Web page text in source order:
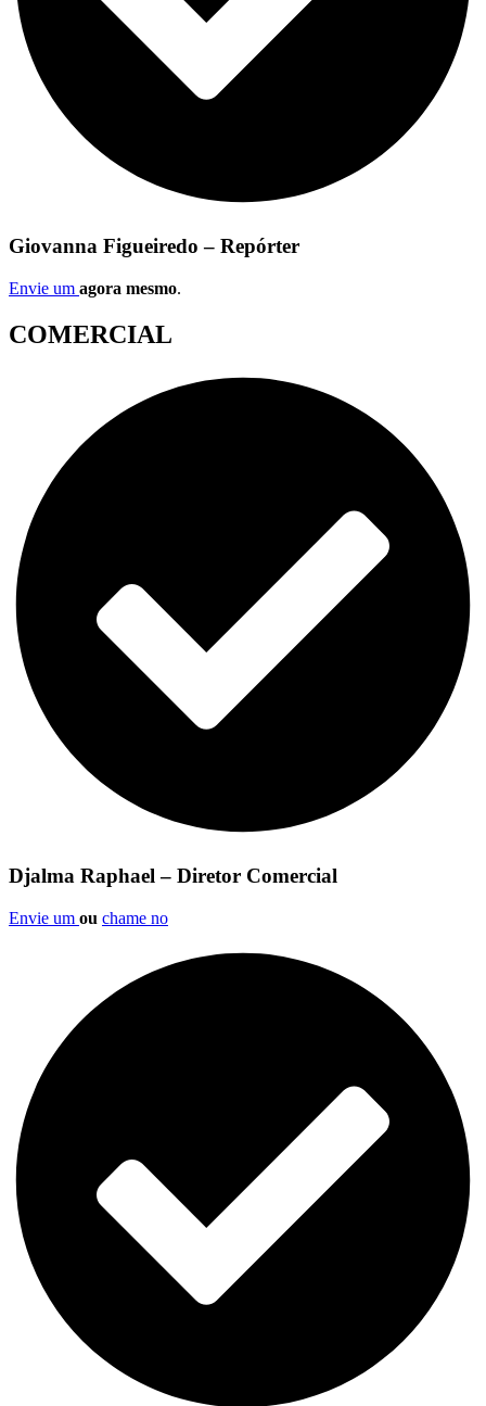
Giovanna Figueiredo – Repórter
Envie um agora mesmo.
COMERCIAL
Djalma Raphael – Diretor Comercial
Envie um ou chame no